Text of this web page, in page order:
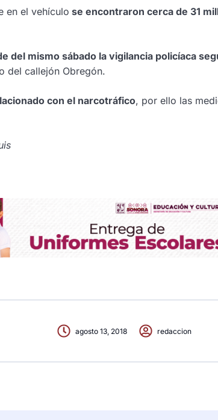
en el vehículo se encontraron cerca de 31
del mismo sábado la vigilancia policíaca
del callejón Obregón.
con el narcotráfico, por ello las
agosto 13, 2018 redaccion